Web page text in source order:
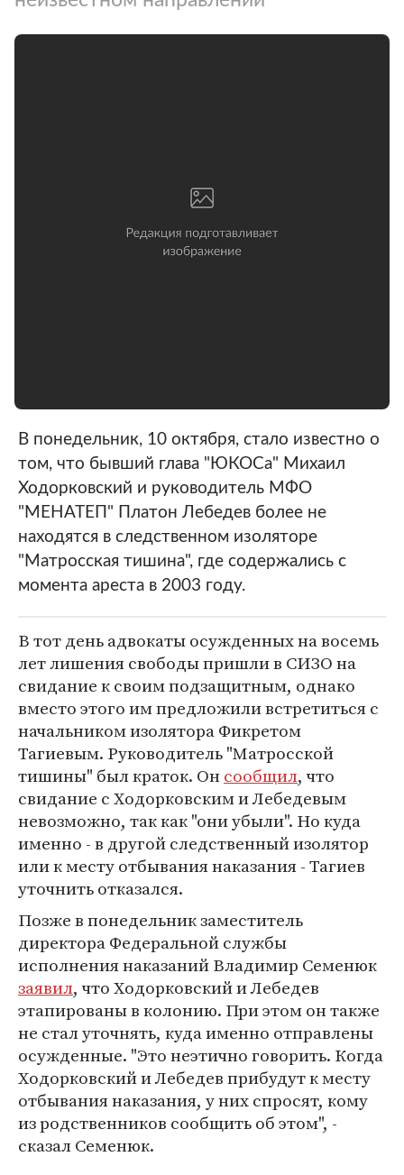
В понедельник, 10 октября, стало известно о
том, что бывший глава "ЮКОСа" Михаил
Ходорковский и руководитель МФО
"МЕНАТЕП" Платон Лебедев более не
находятся в следственном изоляторе
"Матросская тишина", где содержались с
момента ареста в 2003 году.
В тот день адвокаты осужденных на восемь
лет лишения свободы пришли в СИЗО на
свидание к своим подзащитным, однако
вместо этого им предложили встретиться с
начальником изолятора Фикретом
Тагиевым. Руководитель "Матросской
тишины" был краток. Онсообщил, что
свидание с Ходорковским и Лебедевым
невозможно, так как "они убыли". Но куда
именно - в другой следственный изолятор
или к месту отбывания наказания - Тагиев
уточнить отказался.
Позже в понедельник заместитель
директора Федеральной службы
исполнения наказаний Владимир Семенюк
заявил, что Ходорковский и Лебедев
этапированы в колонию. При этом он также
не стал уточнять, куда именно отправлены
осужденные. "Это неэтично говорить. Когда
Ходорковский и Лебедев прибудут к месту
отбывания наказания, у них спросят, кому
из родственников сообщить об этом", -
сказал Семенюк.